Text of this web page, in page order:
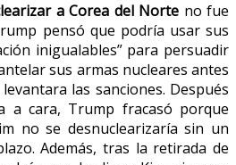
a Corea del Norte no fue
pensó que podría usar sus
inigualables” para persuadir
sus armas nucleares antes
las sanciones. Después
a cara, Trump fracasó porque
no se desnuclearizaría sin un
Además, tras la retirada de